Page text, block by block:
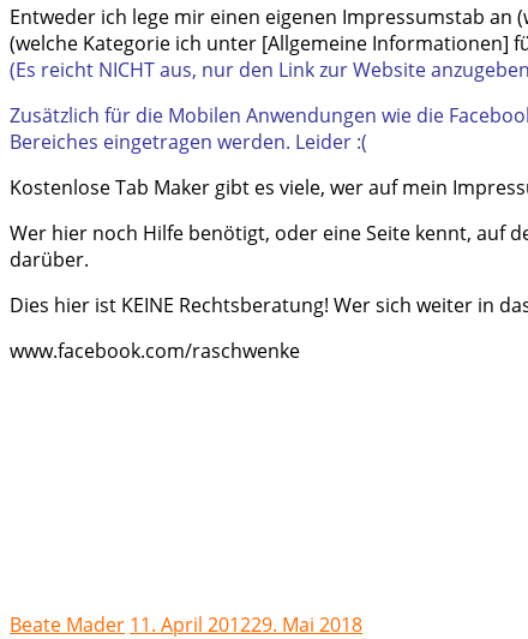
Entweder ich lege mir einen eigenen Impressumstab
(welche Kategorie ich unter [Allgemeine Informationen]
(Es reicht NICHT aus, nur den Link zur Website
Zusätzlich für die Mobilen Anwendungen wie die
Bereiches eingetragen werden. Leider :(
Kostenlose Tab Maker gibt es viele, wer auf mein
Wer hier noch Hilfe benötigt, oder eine Seite kennt, auf
darüber.
Dies hier ist KEINE Rechtsberatung! Wer sich weiter in
www.facebook.com/raschwenke
Beate Mader 11. April 201229. Mai 2018